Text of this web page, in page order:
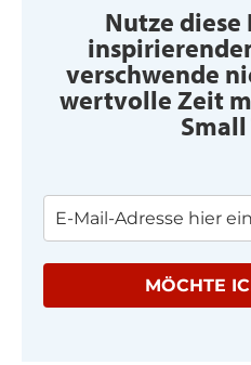
Nutze diese
verschwende
wertvolle Zeit
Small
MÖCHTE